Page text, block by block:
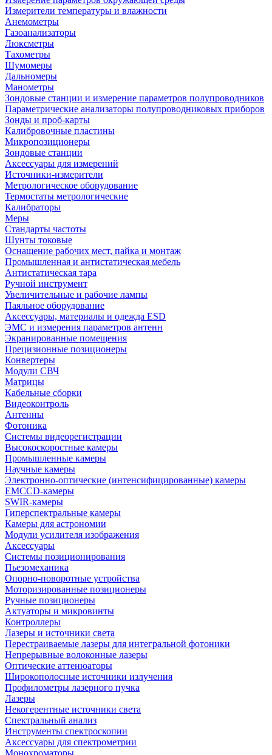
Измерители температуры и влажности
Анемометры
Газоанализаторы
Люксметры
Тахометры
Шумомеры
Дальномеры
Манометры
Зондовые станции и измерение параметров полупроводников
Параметрические анализаторы полупроводниковых приборов
Зонды и проб-карты
Калибровочные пластины
Микропозиционеры
Зондовые станции
Аксессуары для измерений
Источники-измерители
Метрологическое оборудование
Термостаты метрологические
Калибраторы
Меры
Стандарты частоты
Шунты токовые
Оснащение рабочих мест, пайка и монтаж
Промышленная и антистатическая мебель
Антистатическая тара
Ручной инструмент
Увеличительные и рабочие лампы
Паяльное оборудование
Аксессуары, материалы и одежда ESD
ЭМС и измерения параметров антенн
Экранированные помещения
Прецизионные позиционеры
Конвертеры
Модули СВЧ
Матрицы
Кабельные сборки
Видеоконтроль
Антенны
Фотоника
Cистемы видеорегистрации
Высокоскоростные камеры
Промышленные камеры
Научные камеры
Электронно-оптические (интенсифицированные) камеры
EMCCD-камеры
SWIR-камеры
Гиперспектральные камеры
Камеры для астрономии
Модули усилителя изображения
Аксессуары
Системы позиционирования
Пьезомеханика
Опорно-поворотные устройства
Моторизированные позиционеры
Ручные позиционеры
Актуаторы и микровинты
Контроллеры
Лазеры и источники света
Перестраиваемые лазеры для интегральной фотоники
Непрерывные волоконные лазеры
Оптические аттенюаторы
Широкополосные источники излучения
Профилометры лазерного пучка
Лазеры
Некогерентные источники света
Спектральный анализ
Инструменты спектроскопии
Аксессуары для спектрометрии
Монохроматоры